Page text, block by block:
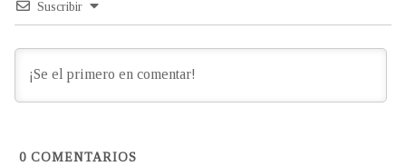
Suscribir
0 COMENTARIOS